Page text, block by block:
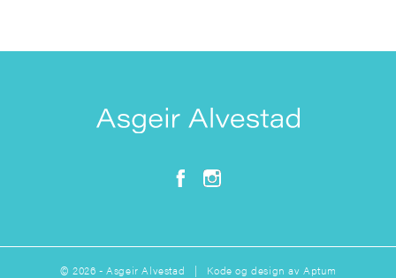
© 2026 - Asgeir Alvestad | Kode og design avAptum